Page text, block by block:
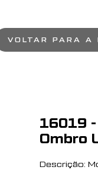
16019 -
Ombro
Descrição:
VOLTAR PARA A